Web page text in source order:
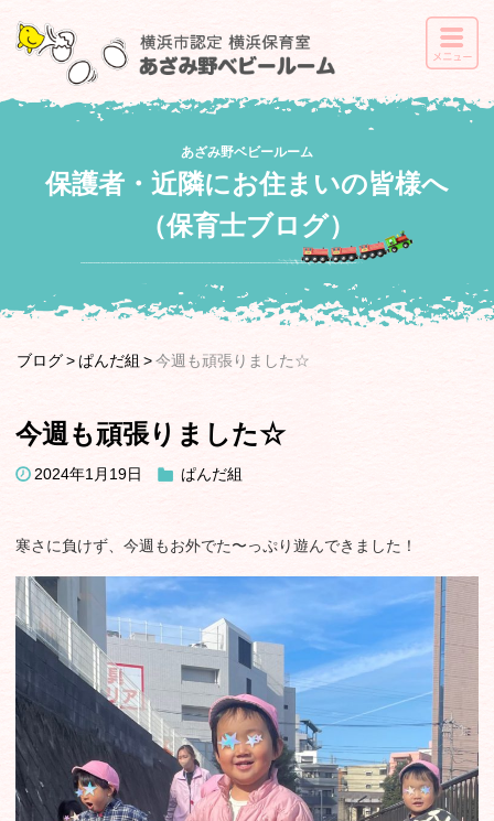
あざみ野ベビールーム
保護者・近隣にお住まいの皆様へ
（保育士ブログ）
ブログ ぱんだ組 今週も頑張りました☆
今週も頑張りました☆
2024年1月19日 ぱんだ組
寒さに負けず、今週もお外でた〜っぷり遊んできました！